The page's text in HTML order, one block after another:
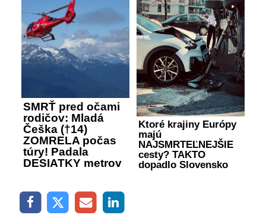
SMRŤ pred očami
rodičov: Mladá
Češka (†14)
ZOMRELA počas
túry! Padala
DESIATKY metrov
Ktoré krajiny Európy
majú
NAJSMRTEĽNEJŠIE
cesty? TAKTO
dopadlo Slovensko